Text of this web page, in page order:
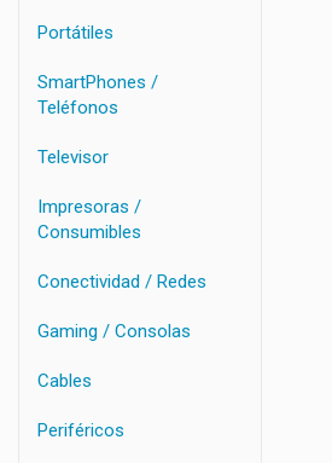
Portátiles
SmartPhones /
Teléfonos
Televisor
Impresoras /
Consumibles
Conectividad / Redes
Gaming / Consolas
Cables
Periféricos